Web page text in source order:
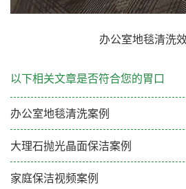
办公室地毯清洗
以下相关文章是否符合您的胃口
办公室地毯清洗案例
大理石抛光晶面保洁案例
家庭保洁视频案例